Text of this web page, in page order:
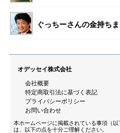
ぐっちーさんの金持ち
オデッセイ株式会社
会社概要
特定商取引法に基づく表記
プライバシーポリシー
お問い合わせ
本ホームページに掲載されている事項（
は、以下の点を十分ご理解ください。